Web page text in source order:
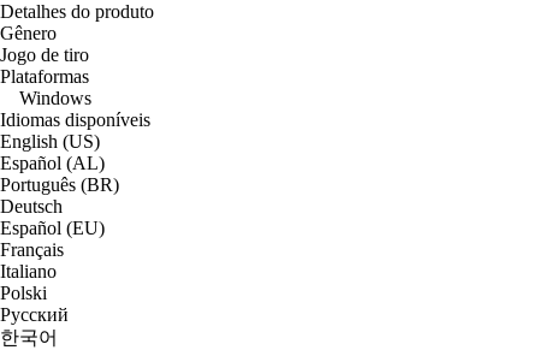
Detalhes do produto
Gênero
Jogo de tiro
Plataformas
Windows
Idiomas disponíveis
English (US)
Español (AL)
Português (BR)
Deutsch
Español (EU)
Français
Italiano
Polski
Русский
한국어